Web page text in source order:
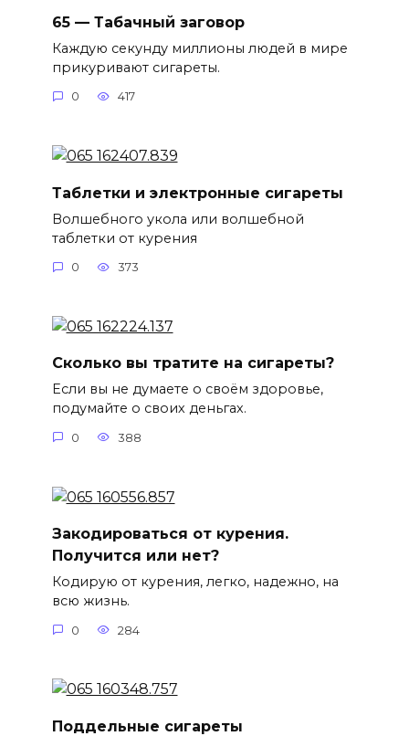
65 — Табачный заговор
Каждую секунду миллионы людей в мире
прикуривают сигареты.
0 417
Таблетки и электронные сигареты
Волшебного укола или волшебной
таблетки от курения
0 373
Сколько вы тратите на сигареты?
Если вы не думаете о своём здоровье,
подумайте о своих деньгах.
0 388
Закодироваться от курения.
Получится или нет?
Кодирую от курения, легко, надежно, на
всю жизнь.
0 284
Поддельные сигареты